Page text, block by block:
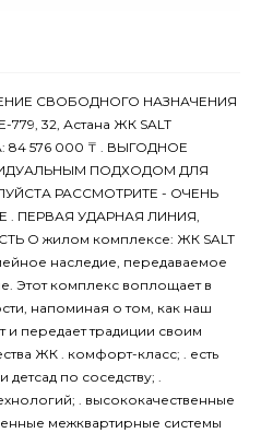
СВОБОДНОГО НАЗНАЧЕНИЯ
32, Астана ЖК SALT
84 576 000 ₸ . ВЫГОДНОЕ
ПОДХОДОМ ДЛЯ
РАССМОТРИТЕ - ОЧЕНЬ
ПЕРВАЯ УДАРНАЯ ЛИНИЯ,
О жилом комплексе: ЖК SALT
наследие, передаваемое
Этот комплекс воплощает в
напоминая о том, как наш
передает традиции своим
ЖК . комфорт-класс; . есть
по соседству; .
. высококачественные
межквартирные системы